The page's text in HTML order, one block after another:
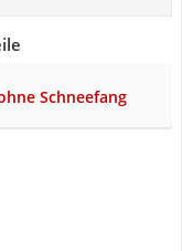
Schneefang